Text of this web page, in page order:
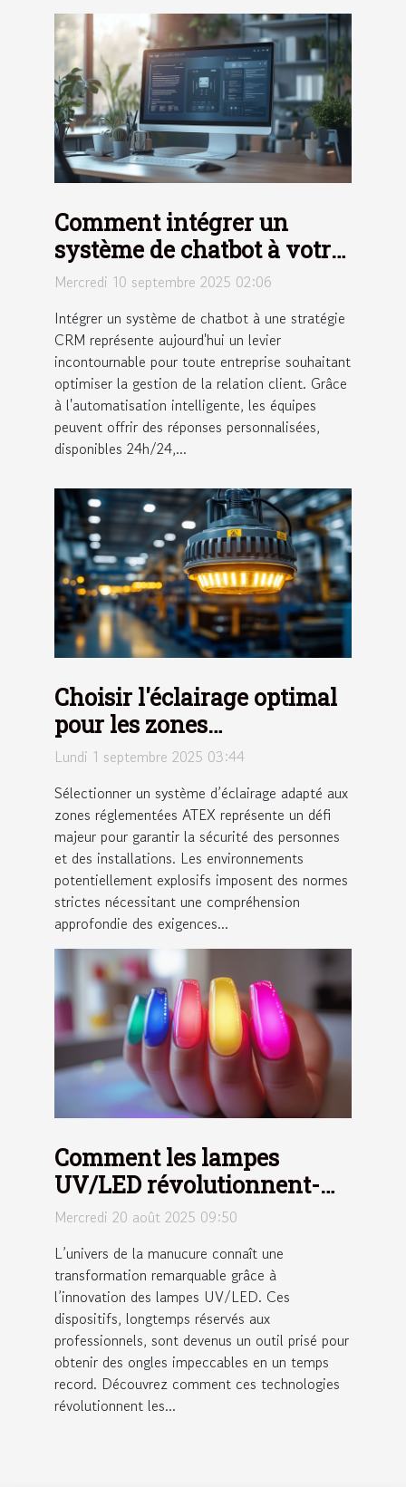
Comment intégrer un
système de chatbot à votre
stratégie CRM ?
Mercredi 10 septembre 2025 02:06
Intégrer un système de chatbot à une stratégie
CRM représente aujourd'hui un levier
incontournable pour toute entreprise souhaitant
optimiser la gestion de la relation client. Grâce
à l'automatisation intelligente, les équipes
peuvent offrir des réponses personnalisées,
disponibles 24h/24,...
Choisir l'éclairage optimal
pour les zones
réglementées ATEX
Lundi 1 septembre 2025 03:44
Sélectionner un système d’éclairage adapté aux
zones réglementées ATEX représente un défi
majeur pour garantir la sécurité des personnes
et des installations. Les environnements
potentiellement explosifs imposent des normes
strictes nécessitant une compréhension
approfondie des exigences...
Comment les lampes
UV/LED révolutionnent-
elles la manucure moderne
?
Mercredi 20 août 2025 09:50
L’univers de la manucure connaît une
transformation remarquable grâce à
l’innovation des lampes UV/LED. Ces
dispositifs, longtemps réservés aux
professionnels, sont devenus un outil prisé pour
obtenir des ongles impeccables en un temps
record. Découvrez comment ces technologies
révolutionnent les...